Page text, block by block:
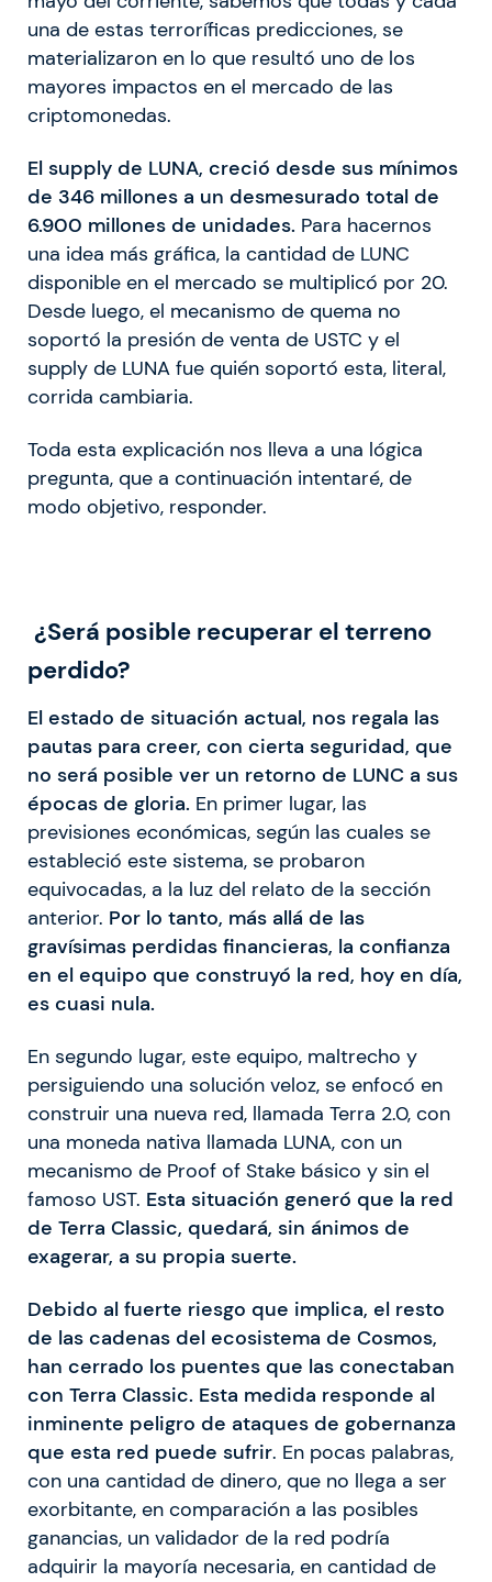
una de estas terroríficas predicciones, se
materializaron en lo que resultó uno de los
mayores impactos en el mercado de las
criptomonedas.
El supply de LUNA, creció desde sus mínimos
de 346 millones a un desmesurado total de
6.900 millones de unidades. Para hacernos
una idea más gráfica, la cantidad de LUNC
disponible en el mercado se multiplicó por 20.
Desde luego, el mecanismo de quema no
soportó la presión de venta de USTC y el
supply de LUNA fue quién soportó esta, literal,
corrida cambiaria.
Toda esta explicación nos lleva a una lógica
pregunta, que a continuación intentaré, de
modo objetivo, responder.
¿Será posible recuperar el terreno
perdido?
El estado de situación actual, nos regala las
pautas para creer, con cierta seguridad, que
no será posible ver un retorno de LUNC a sus
épocas de gloria. En primer lugar, las
previsiones económicas, según las cuales se
estableció este sistema, se probaron
equivocadas, a la luz del relato de la sección
anterior. Por lo tanto, más allá de las
gravísimas perdidas financieras, la confianza
en el equipo que construyó la red, hoy en día,
es cuasi nula.
En segundo lugar, este equipo, maltrecho y
persiguiendo una solución veloz, se enfocó en
construir una nueva red, llamada Terra 2.0, con
una moneda nativa llamada LUNA, con un
mecanismo de Proof of Stake básico y sin el
famoso UST. Esta situación generó que la red
de Terra Classic, quedará, sin ánimos de
exagerar, a su propia suerte.
Debido al fuerte riesgo que implica, el resto
de las cadenas del ecosistema de Cosmos,
han cerrado los puentes que las conectaban
con Terra Classic. Esta medida responde al
inminente peligro de ataques de gobernanza
que esta red puede sufrir. En pocas palabras,
con una cantidad de dinero, que no llega a ser
exorbitante, en comparación a las posibles
ganancias, un validador de la red podría
adquirir la mayoría necesaria, en cantidad de